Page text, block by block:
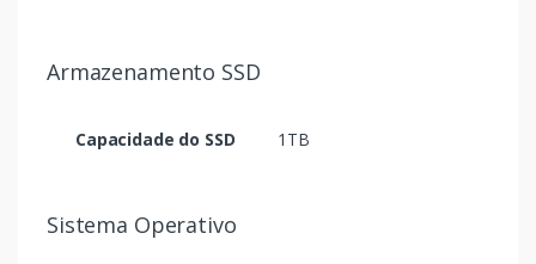
Armazenamento SSD
Capacidade do SSD 1TB
Sistema Operativo